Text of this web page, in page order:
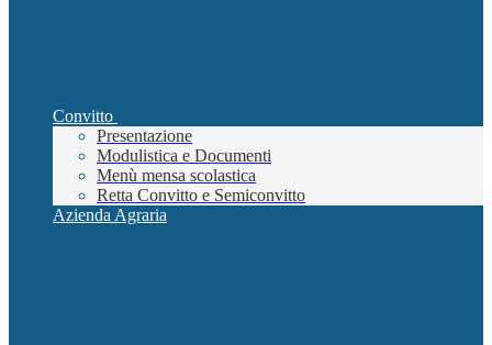
Convitto
Presentazione
Modulistica e Documenti
Menù mensa scolastica
Retta Convitto e Semiconvitto
Azienda Agraria